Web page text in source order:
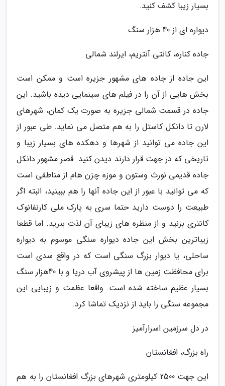
بسیار زیبا کشف کنید.
دیواره ای از 40 هزار سنگ
جاده کناره، کانتی آنتریم، ایرلند شمالی
این جاده از جاده های مشهور جزیره است و ممکن است
بخش هایی از آن را در فیلم های سینمایی دیده باشید. این
جاده در قسمت شمالی جزیره به صورت یک کمان، شهرهای
لارن تا دانکل کاستل را به هم متصل می نماید. طی عبور از
این جاده می توانید از شهرها و دهکده های بسیار زیبا و
تاریخی که در جهت قرار دارند دیدن کنید. قصر مشهور دانکل
جاده قدیمی نورث وستون و موزه چزن هام از مناطقی است
که می توانید با عبور از این جاده آنها را هم ببینید، البته اگر
طبیعت را دوست دارید حتما سری به پارک ملی کارنفانوک
کانتری بزنید و از منظره های زیبای آن لذت ببرید. اما قطعا
زیباترین بخش این جاده دیواره سنگی موسوم به دیواره
ساحلی، یا دیوار بزرگ سنگی است که در واقع سدی است
برای محافظت زمین ها از پیشروی آب دریا و با 40هزار سنگ
بسیار عظیم ساخته شده است. واقعا عظمت و زیبایی این
مجموعه سنگی را باید از نزدیک تماشا کرد.
در دل سرزمین اسرارآمیز
راه بزرگ، افغانستان
این جهت 2500 کیلومتری شهرهای بزرگ افغانستان را به هم